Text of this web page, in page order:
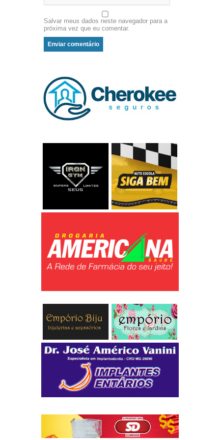
Salvar meus dados neste navegador para a
próxima vez que eu comentar.